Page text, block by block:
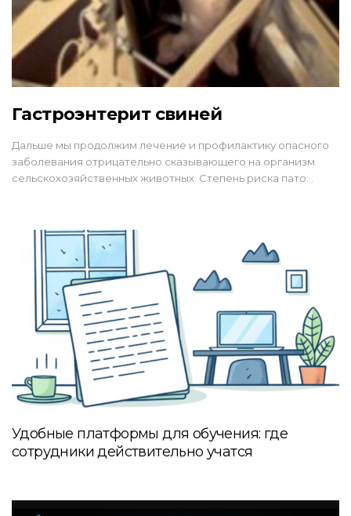
Гастроэнтерит свиней
Дальше мы продолжим лечение и профилактику опасного
заболевания отрицательно сказывающего на организм
сельскохозяйственных животных. Степень риска пато…
Удобные платформы для обучения: где
сотрудники действительно учатся